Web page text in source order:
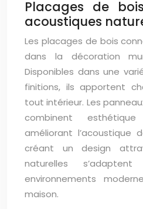
Placages de
acoustiques
Les placages de bois
dans la décoration
Disponibles dans une
finitions, ils apportent
tout intérieur. Les
combinent
améliorant l’acoustique
créant un design
naturelles
environnements
maison.